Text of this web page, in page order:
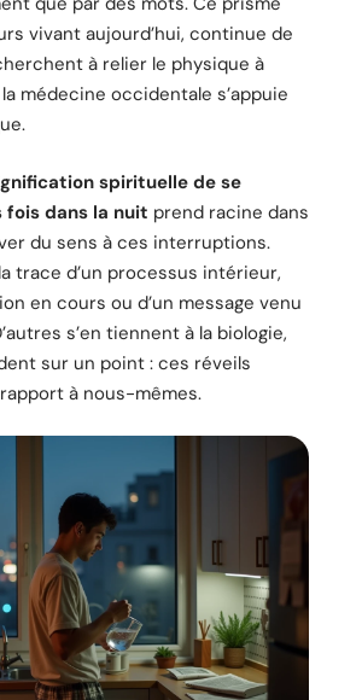
vivant aujourd’hui, continue de
à relier le physique à
la médecine occidentale s’appuie
spirituelle de se
fois dans la nuit prend racine dans
du sens à ces interruptions.
trace d’un processus intérieur,
en cours ou d’un message venu
s’en tiennent à la biologie,
sur un point : ces réveils
à nous-mêmes.